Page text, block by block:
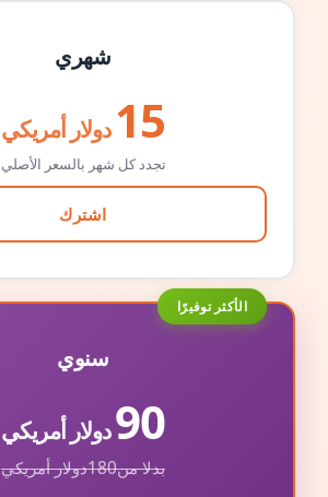
شهري
15 دولار أمريكي
تجدد كل شهر بالسعر الأصلي
اشترك
الأكثر توفيرًا
سنوي
90دولار أمريكي
بدلا من180دولار أمريكي